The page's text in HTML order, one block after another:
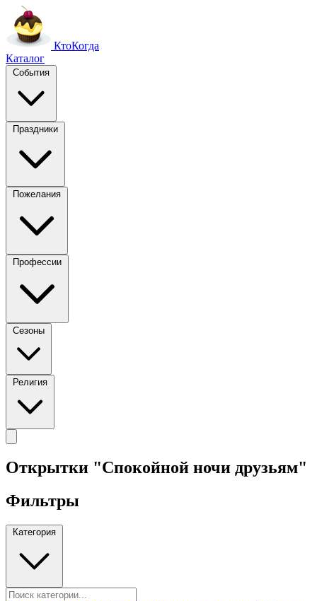
КтоКогда
Каталог
События
Праздники
Пожелания
Профессии
Сезоны
Религия
Открытки "Спокойной ночи друзьям"
Фильтры
Категория